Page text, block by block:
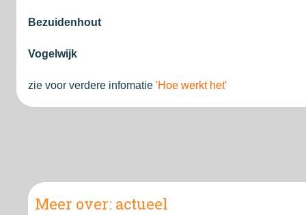
Bezuidenhout
Vogelwijk
zie voor verdere infomatie 'Hoe werkt het'
Meer over: actueel